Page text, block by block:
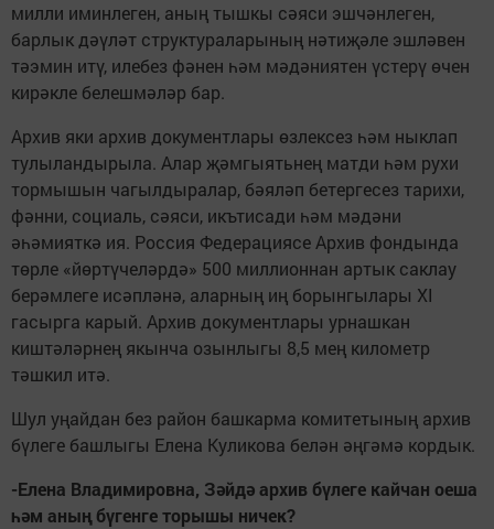
милли иминлеген, аның тышкы сәяси эшчәнлеген,
барлык дәүләт структураларының нәтиҗәле эшләвен
тәэмин итү, илебез фәнен һәм мәдәниятен үстерү өчен
кирәкле белешмәләр бар.
Архив яки архив документлары өзлексез һәм ныклап
тулыландырыла. Алар җәмгыятьнең матди һәм рухи
тормышын чагылдыралар, бәяләп бетергесез тарихи,
фәнни, социаль, сәяси, икътисади һәм мәдәни
әһәмияткә ия. Россия Федерациясе Архив фондында
төрле «йөртүчеләрдә» 500 миллионнан артык саклау
берәмлеге исәпләнә, аларның иң борынгылары XI
гасырга карый. Архив документлары урнашкан
киштәләрнең якынча озынлыгы 8,5 мең километр
тәшкил итә.
Шул уңайдан без район башкарма комитетының архив
бүлеге башлыгы Елена Куликова белән әңгәмә кордык.
-Елена Владимировна, Зәйдә архив бүлеге кайчан оеша
һәм аның бүгенге торышы ничек?